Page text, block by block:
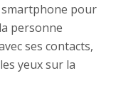
smartphone pour
personne
ses contacts,
yeux sur la